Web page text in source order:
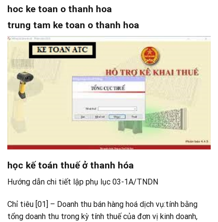
hoc ke toan o thanh hoa
trung tam ke toan o thanh hoa
học kế toán thuế ở thanh hóa
Hướng dẫn chi tiết lập phụ lục 03-1A/TNDN
Chỉ tiêu [01] – Doanh thu bán hàng hoá dịch vụ:tính bằng
tổng doanh thu trong kỳ tính thuế của đơn vị kinh doanh,